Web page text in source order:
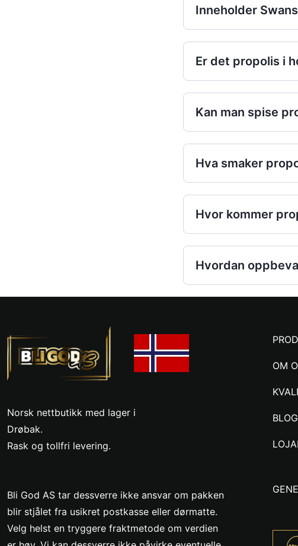
Inneholder
Er det propolis i
Kan man spise
Hva smaker
Hvor kommer
Hvordan
Norsk nettbutikk med lager i
Drøbak.
Rask og tollfri levering.
Bli God AS tar dessverre ikke ansvar om pakken
blir stjålet fra usikret postkasse eller dørmatte.
Velg helst en tryggere fraktmetode om verdien
OM